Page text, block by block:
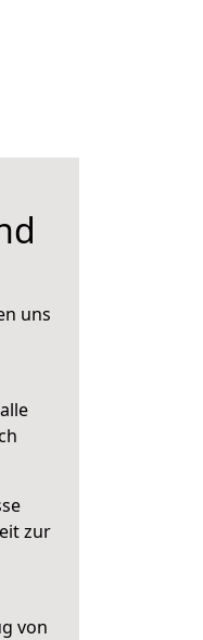
uns
zur
von